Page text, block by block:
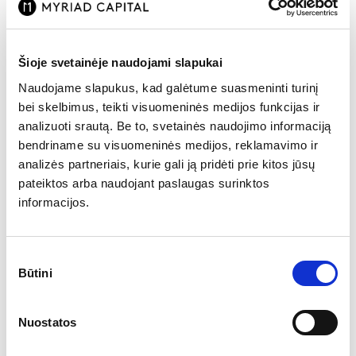
Šioje svetainėje naudojami slapukai
Naudojame slapukus, kad galėtume suasmeninti turinį
bei skelbimus, teikti visuomeninės medijos funkcijas ir
analizuoti srautą. Be to, svetainės naudojimo informaciją
bendriname su visuomeninės medijos, reklamavimo ir
analizės partneriais, kurie gali ją pridėti prie kitos jūsų
pateiktos arba naudojant paslaugas surinktos
informacijos.
pasirinkimas
Būtini
Nuostatos
Šveicarijos bankas UBS paskelbė formaliai užbaigęs kito šalies banko
balanse turto vertė sieks net 1,6 trln. CHF. Itin galingai atrodys banko
gerovės valdymo (wealth management) padalinys, kuris jau vertinant